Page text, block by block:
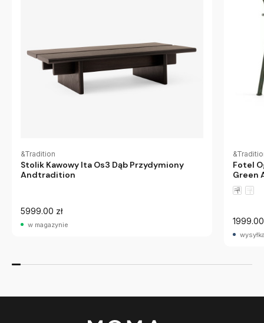
&Tradition
Stolik Kawowy Ita Os3 Dąb Przydymiony
Andtradition
5999.00 zł
w magazynie
Fotel
Green
1999.00